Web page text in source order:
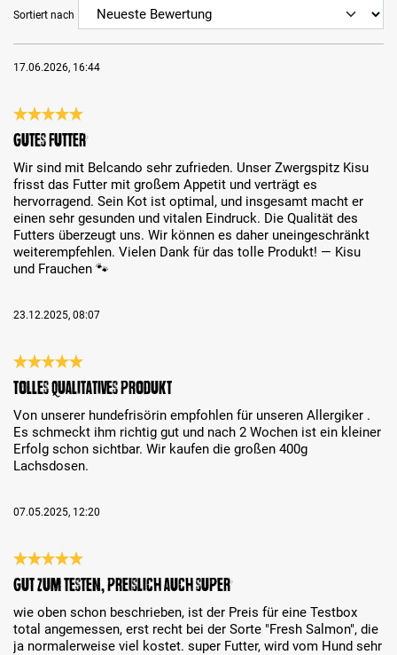
Sortiert nach
17.06.2026, 16:44
Bewertung mit 5 von 5 Sternen
Gutes Futter
Wir sind mit Belcando sehr zufrieden. Unser Zwergspitz Kisu
frisst das Futter mit großem Appetit und verträgt es
hervorragend. Sein Kot ist optimal, und insgesamt macht er
einen sehr gesunden und vitalen Eindruck. Die Qualität des
Futters überzeugt uns. Wir können es daher uneingeschränkt
weiterempfehlen. Vielen Dank für das tolle Produkt! — Kisu
und Frauchen 🐾
23.12.2025, 08:07
Bewertung mit 5 von 5 Sternen
Tolles qualitatives Produkt
Von unserer hundefrisörin empfohlen für unseren Allergiker .
Es schmeckt ihm richtig gut und nach 2 Wochen ist ein kleiner
Erfolg schon sichtbar. Wir kaufen die großen 400g
Lachsdosen.
07.05.2025, 12:20
Bewertung mit 5 von 5 Sternen
gut zum testen, preislich auch super
wie oben schon beschrieben, ist der Preis für eine Testbox
total angemessen, erst recht bei der Sorte "Fresh Salmon", die
ja normalerweise viel kostet. super Futter, wird vom Hund sehr